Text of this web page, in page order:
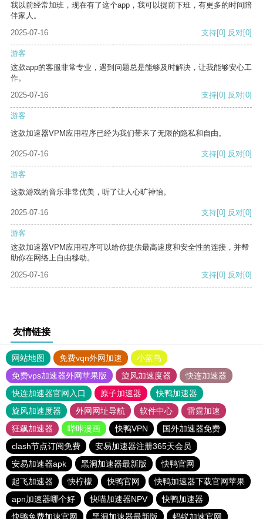
我以前经常加班，现在有了这个app，我可以提前下班，有更多的时间陪
伴家人。
2025-07-16
支持[0] 反对[0]
游客
这款app的客服非常专业，遇到问题总是能够及时解决，让我能够安心工
作。
2025-07-16
支持[0] 反对[0]
游客
这款加速器VPM应用程序已经为我们带来了无限的隐私和自由。
2025-07-16 支持[0] 反对[0]
游客
这款游戏的音乐非常优美，听了让人心旷神怡。
2025-07-16 支持[0] 反对[0]
游客
这款加速器VPM应用程序可以给你提供最高速度和安全性的连接，并帮
助你在网络上自由移动。
2025-07-16
支持[0] 反对[0]
友情链接
网站地图 免费vqn外网加速
小蓝鸟
免费vps加速器外网苹果版
旋风加速度器
快连加速器
快连加速器官网入口
原子加速器
快鸭加速器
旋风加速度器
外网网址导航 软件中心
雷霆加速
狂飙加速器
哔咔漫画 快鸭VPN
国外加速器免费
clash节点订阅免费
安易加速器注册365天会员
安易加速器apk
黑洞加速器最新版
快鸭官网
起飞加速器
快柠檬 快鸭官网
快鸭加速器下载官网苹果
apn加速器哪个好
快喵加速器NPV
快鸭加速器
快鸭免费加速官网
黑洞加速器最新版 蚂蚁加速官网